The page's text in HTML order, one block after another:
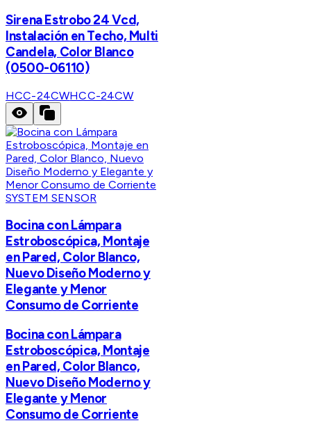
Sirena Estrobo 24 Vcd,
Instalación en Techo, Multi
Candela, Color Blanco
(0500-06110)
HCC-24CWHCC-24CW
SYSTEM SENSOR
Bocina con Lámpara
Estroboscópica, Montaje
en Pared, Color Blanco,
Nuevo Diseño Moderno y
Elegante y Menor
Consumo de Corriente
Bocina con Lámpara
Estroboscópica, Montaje
en Pared, Color Blanco,
Nuevo Diseño Moderno y
Elegante y Menor
Consumo de Corriente